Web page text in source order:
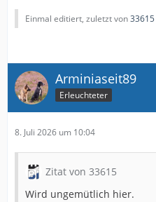
Einmal editiert, zuletzt von33615
Arminiaseit89
Erleuchteter
8. Juli 2026 um 10:04
Zitat von 33615
Wird ungemütlich hier.